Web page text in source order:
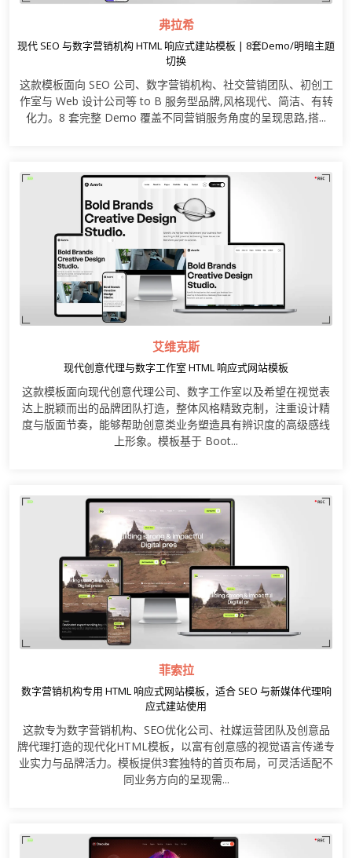
弗拉希
现代 SEO 与数字营销机构 HTML 响应式建站模板 | 8套Demo/明暗主题
切换
这款模板面向 SEO 公司、数字营销机构、社交营销团队、初创工
作室与 Web 设计公司等 to B 服务型品牌,风格现代、简洁、有转
化力。8 套完整 Demo 覆盖不同营销服务角度的呈现思路,搭...
艾维克斯
现代创意代理与数字工作室 HTML 响应式网站模板
这款模板面向现代创意代理公司、数字工作室以及希望在视觉表
达上脱颖而出的品牌团队打造，整体风格精致克制，注重设计精
度与版面节奏，能够帮助创意类业务塑造具有辨识度的高级感线
上形象。模板基于 Boot...
菲索拉
数字营销机构专用 HTML 响应式网站模板，适合 SEO 与新媒体代理响
应式建站使用
这款专为数字营销机构、SEO优化公司、社媒运营团队及创意品
牌代理打造的现代化HTML模板，以富有创意感的视觉语言传递专
业实力与品牌活力。模板提供3套独特的首页布局，可灵活适配不
同业务方向的呈现需...